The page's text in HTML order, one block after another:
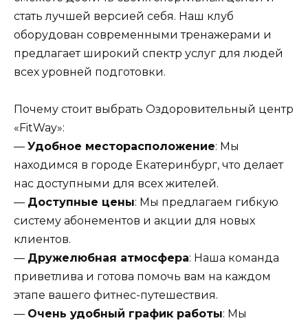
стать лучшей версией себя. Наш клуб
оборудован современными тренажерами и
предлагает широкий спектр услуг для людей
всех уровней подготовки.
Почему стоит выбрать Оздоровительный центр
«FitWay»:
— Удобное месторасположение: Мы
находимся в городе Екатеринбург, что делает
нас доступными для всех жителей.
— Доступные цены: Мы предлагаем гибкую
систему абонементов и акции для новых
клиентов.
— Дружелюбная атмосфера: Наша команда
приветлива и готова помочь вам на каждом
этапе вашего фитнес-путешествия.
— Очень удобный график работы: Мы